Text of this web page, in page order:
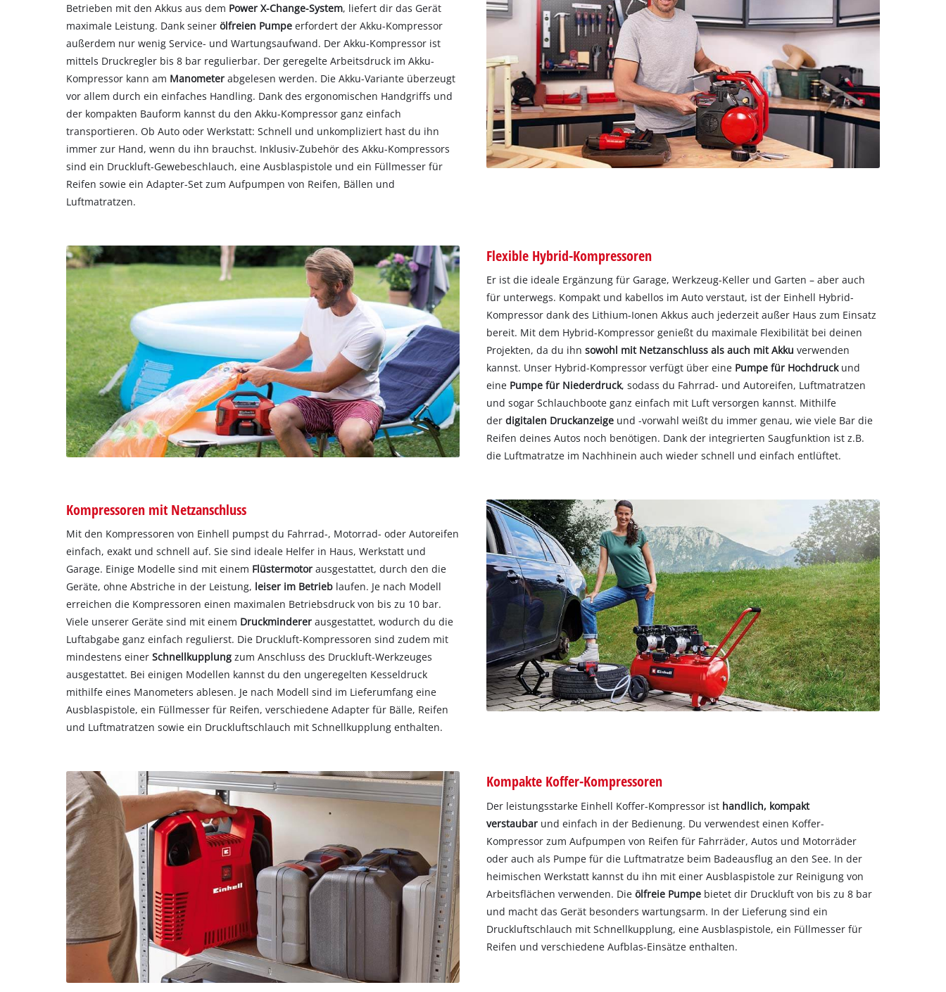
Betrieben mit den Akkus aus dem Power X-Change-System, liefert dir das Gerät
maximale Leistung. Dank seinerölfreien Pumpe erfordert der Akku-Kompressor
außerdem nur wenig Service- und Wartungsaufwand. Der Akku-Kompressor ist
mittels Druckregler bis 8 bar regulierbar. Der geregelte Arbeitsdruck im Akku-
Kompressor kann am Manometerabgelesen werden. Die Akku-Variante überzeugt
vor allem durch ein einfaches Handling. Dank des ergonomischen Handgriffs und
der kompakten Bauform kannst du den Akku-Kompressor ganz einfach
transportieren. Ob Auto oder Werkstatt: Schnell und unkompliziert hast du ihn
immer zur Hand, wenn du ihn brauchst. Inklusiv-Zubehör des Akku-Kompressors
sind ein Druckluft-Gewebeschlauch, eine Ausblaspistole und ein Füllmesser für
Reifen sowie ein Adapter-Set zum Aufpumpen von Reifen, Bällen und
Luftmatratzen.
Flexible Hybrid-Kompressoren
Er ist die ideale Ergänzung für Garage, Werkzeug-Keller und Garten – aber auch
für unterwegs. Kompakt und kabellos im Auto verstaut, ist der Einhell Hybrid-
Kompressor dank des Lithium-Ionen Akkus auch jederzeit außer Haus zum Einsatz
bereit. Mit dem Hybrid-Kompressor genießt du maximale Flexibilität bei deinen
Projekten, da du ihn sowohl mit Netzanschluss als auch mit Akku verwenden
kannst. Unser Hybrid-Kompressor verfügt über eine Pumpe für Hochdruck und
eine Pumpe für Niederdruck, sodass du Fahrrad- und Autoreifen, Luftmatratzen
und sogar Schlauchboote ganz einfach mit Luft versorgen kannst. Mithilfe
der digitalen Druckanzeige und -vorwahl weißt du immer genau, wie viele Bar die
Reifen deines Autos noch benötigen. Dank der integrierten Saugfunktion ist z.B.
die Luftmatratze im Nachhinein auch wieder schnell und einfach entlüftet.
Kompressoren mit Netzanschluss
Mit den Kompressoren von Einhell pumpst du Fahrrad-, Motorrad- oder Autoreifen
einfach, exakt und schnell auf. Sie sind ideale Helfer in Haus, Werkstatt und
Garage. Einige Modelle sind mit einem Flüstermotorausgestattet, durch den die
Geräte, ohne Abstriche in der Leistung, leiser im Betrieb laufen. Je nach Modell
erreichen die Kompressoren einen maximalen Betriebsdruck von bis zu 10 bar.
Viele unserer Geräte sind mit einem Druckmindererausgestattet, wodurch du die
Luftabgabe ganz einfach regulierst. Die Druckluft-Kompressoren sind zudem mit
mindestens einerSchnellkupplungzum Anschluss des Druckluft-Werkzeuges
ausgestattet. Bei einigen Modellen kannst du den ungeregelten Kesseldruck
mithilfe eines Manometers ablesen. Je nach Modell sind im Lieferumfang eine
Ausblaspistole, ein Füllmesser für Reifen, verschiedene Adapter für Bälle, Reifen
und Luftmatratzen sowie ein Druckluftschlauch mit Schnellkupplung enthalten.
Kompakte Koffer-Kompressoren
Der leistungsstarke Einhell Koffer-Kompressor ist handlich, kompakt
verstaubar und einfach in der Bedienung. Du verwendest einen Koffer-
Kompressor zum Aufpumpen von Reifen für Fahrräder, Autos und Motorräder
oder auch als Pumpe für die Luftmatratze beim Badeausflug an den See. In der
heimischen Werkstatt kannst du ihn mit einer Ausblaspistole zur Reinigung von
Arbeitsflächen verwenden. Die ölfreie Pumpe bietet dir Druckluft von bis zu 8 bar
und macht das Gerät besonders wartungsarm. In der Lieferung sind ein
Druckluftschlauch mit Schnellkupplung, eine Ausblaspistole, ein Füllmesser für
Reifen und verschiedene Aufblas-Einsätze enthalten.